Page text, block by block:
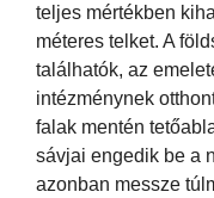
teljes mértékben
méteres telket. A
találhatók, az
intézménynek
falak mentén
sávjai engedik be a
azonban messze